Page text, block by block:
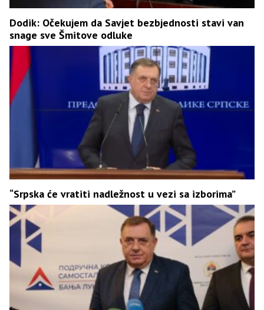
Dodik: Očekujem da Savjet bezbjednosti stavi van
snage sve Šmitove odluke
“Srpska će vratiti nadležnost u vezi sa izborima”